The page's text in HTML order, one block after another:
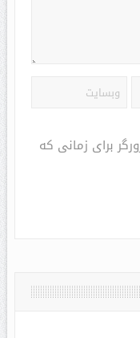
برای زمانی که